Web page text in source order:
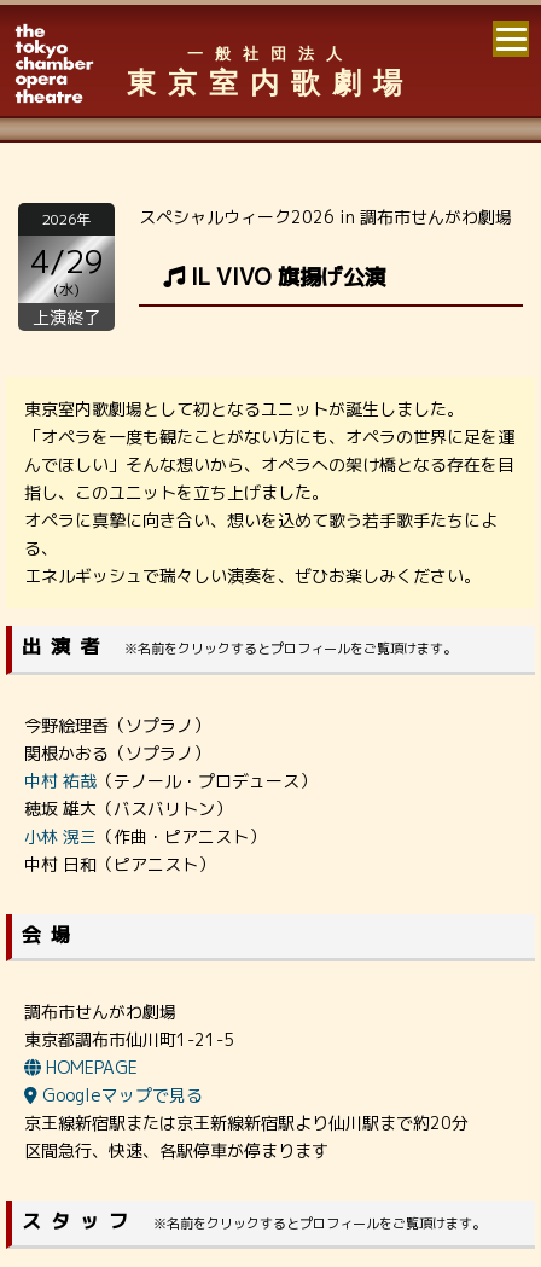
一般社団法人
東京室内歌劇場
2026年
4/29
(水)
上演終了
スペシャルウィーク2026 in 調布市せんがわ劇場
IL VIVO 旗揚げ公演
東京室内歌劇場として初となるユニットが誕生しました。
「オペラを一度も観たことがない方にも、オペラの世界に足を運
んでほしい」そんな想いから、オペラへの架け橋となる存在を目
指し、このユニットを立ち上げました。
オペラに真摯に向き合い、想いを込めて歌う若手歌手たちによ
る、
エネルギッシュで瑞々しい演奏を、ぜひお楽しみください。
出演者 ※名前をクリックするとプロフィールをご覧頂けます。
今野絵理香（ソプラノ）
関根かおる（ソプラノ）
中村 祐哉 （テノール・プロデュース）
穂坂 雄大（バスバリトン）
小林 滉三 （作曲・ピアニスト）
中村 日和（ピアニスト）
会場
調布市せんがわ劇場
東京都調布市仙川町1-21-5
HOMEPAGE
Googleマップで見る
京王線新宿駅または京王新線新宿駅より仙川駅まで約20分
区間急行、快速、各駅停車が停まります
スタッフ ※名前をクリックするとプロフィールをご覧頂けます。